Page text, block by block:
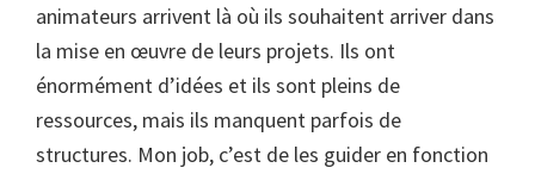
animateurs arrivent là où ils souhaitent arriver dans
la mise en œuvre de leurs projets. Ils ont
énormément d’idées et ils sont pleins de
ressources, mais ils manquent parfois de
structures. Mon job, c’est de les guider en fonction